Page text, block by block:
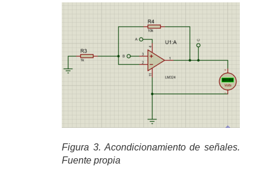
Figura 3. Acondicionamiento de señales.
Fuente propia